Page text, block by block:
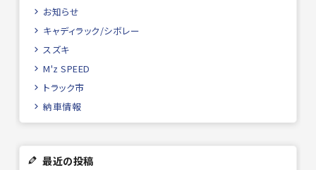
お知らせ
キャディラック/シボレー
スズキ
M'z SPEED
トラック市
納車情報
最近の投稿